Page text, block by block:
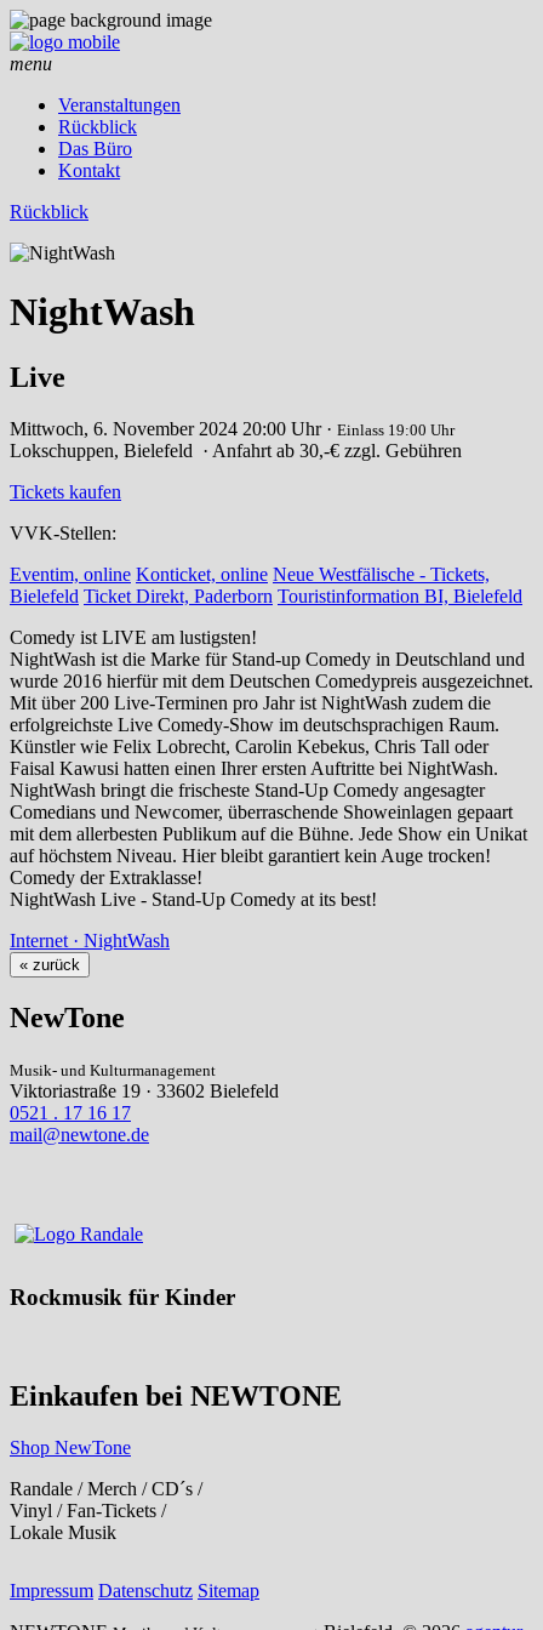
menu
Veranstaltungen
Rückblick
Das Büro
Kontakt
Rückblick
NightWash
Live
Mittwoch, 6. November 2024 20:00 Uhr · Einlass 19:00 Uhr
Lokschuppen, Bielefeld · Anfahrt ab 30,-€ zzgl. Gebühren
Tickets kaufen
VVK-Stellen:
Eventim, online Konticket, online Neue Westfälische - Tickets,
Bielefeld Ticket Direkt, Paderborn Touristinformation BI, Bielefeld
Comedy ist LIVE am lustigsten!
NightWash ist die Marke für Stand-up Comedy in Deutschland und
wurde 2016 hierfür mit dem Deutschen Comedypreis ausgezeichnet.
Mit über 200 Live-Terminen pro Jahr ist NightWash zudem die
erfolgreichste Live Comedy-Show im deutschsprachigen Raum.
Künstler wie Felix Lobrecht, Carolin Kebekus, Chris Tall oder
Faisal Kawusi hatten einen Ihrer ersten Auftritte bei NightWash.
NightWash bringt die frischeste Stand-Up Comedy angesagter
Comedians und Newcomer, überraschende Showeinlagen gepaart
mit dem allerbesten Publikum auf die Bühne. Jede Show ein Unikat
auf höchstem Niveau. Hier bleibt garantiert kein Auge trocken!
Comedy der Extraklasse!
NightWash Live - Stand-Up Comedy at its best!
Internet · NightWash
« zurück
NewTone
Musik- und Kulturmanagement
Viktoriastraße 19 · 33602 Bielefeld
0521 . 17 16 17
mail@newtone.de
Rockmusik für Kinder
Einkaufen bei NEWTONE
Shop NewTone
Randale / Merch / CD´s /
Vinyl / Fan-Tickets /
Lokale Musik
Impressum Datenschutz Sitemap